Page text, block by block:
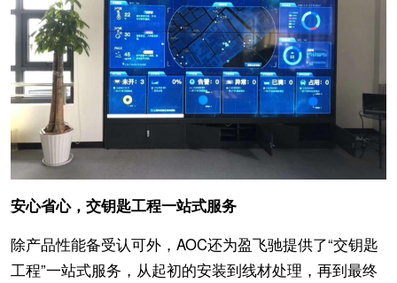
安心省心，交钥匙工程一站式服务
除产品性能备受认可外，AOC还为盈飞驰提供了“交钥匙
工程”一站式服务，从起初的安装到线材处理，再到最终